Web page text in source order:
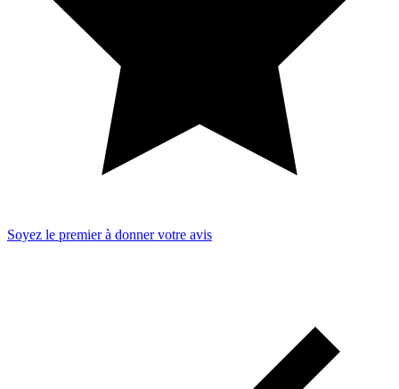
Soyez le premier à donner votre avis